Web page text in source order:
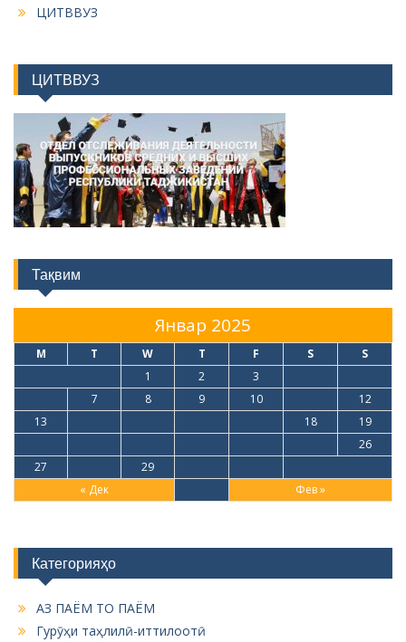
ЦИТВВУЗ
ЦИТВВУЗ
Тақвим
Январ 2025
M T W T F S S
« Дек Фев »
1 2 3
7 8 9 10
12
13
18
19
26
27
29
Категорияҳо
АЗ ПАЁМ ТО ПАЁМ
Гурӯҳи таҳлилӣ-иттилоотӣ